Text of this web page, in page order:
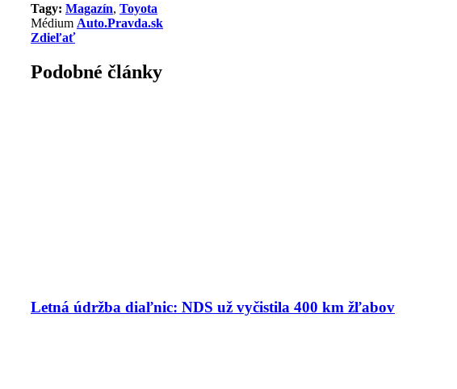
Tagy: Magazín, Toyota
Médium Auto.Pravda.sk
Zdieľať
Podobné články
Letná údržba diaľnic: NDS už vyčistila 400 km žľabov